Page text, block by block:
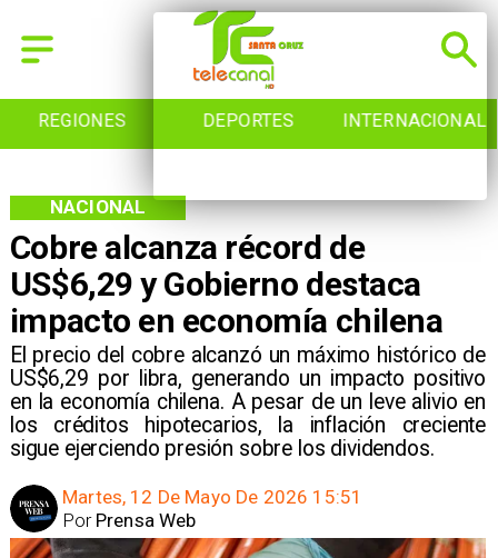
REGIONES DEPORTES INTERNACIONAL
Cobre alcanza récord de
US$6,29 y Gobierno destaca
impacto en economía chilena
El precio del cobre alcanzó un máximo histórico de
US$6,29 por libra, generando un impacto positivo
en la economía chilena. A pesar de un leve alivio en
los créditos hipotecarios, la inflación creciente
sigue ejerciendo presión sobre los dividendos.
NACIONAL
Martes, 12 De Mayo De 2026 15:51
Prensa Web
Por